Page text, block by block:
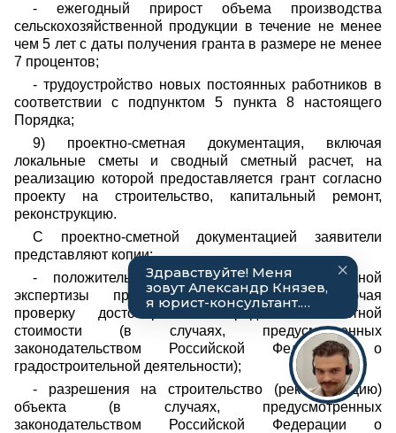
- ежегодный прирост объема производства
сельскохозяйственной продукции в течение не менее
чем 5 лет с даты получения гранта в размере не менее
7 процентов;
- трудоустройство новых постоянных работников в
соответствии с подпунктом 5 пункта 8 настоящего
Порядка;
9) проектно-сметная документация, включая
локальные сметы и сводный сметный расчет, на
реализацию которой предоставляется грант согласно
проекту на строительство, капитальный ремонт,
реконструкцию.
С проектно-сметной документацией заявители
представляют копии:
- положительного заключения государственной
экспертизы проектной документации, включая
проверку достоверности определения сметной
стоимости (в случаях, предусмотренных
законодательством Российской Федерации о
градостроительной деятельности);
- разрешения на строительство (реконструкцию)
объекта (в случаях, предусмотренных
законодательством Российской Федерации о